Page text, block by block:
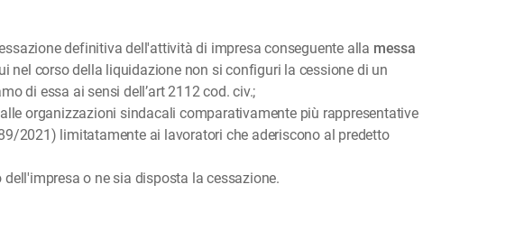
definitiva dell'attività di impresa conseguente alla messa
nel corso della liquidazione non si configuri la cessione di un
di essa ai sensi dell’art 2112 cod. civ.;
organizzazioni sindacali comparativamente più rappresentative
2021) limitatamente ai lavoratori che aderiscono al predetto
o ne sia disposta la cessazione.